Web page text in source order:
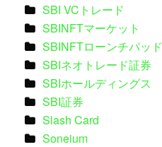
SBI VCトレード
SBINFTマーケット
SBINFTローンチパッド
SBIネオトレード証券
SBIホールディングス
SBI証券
Slash Card
Soneium